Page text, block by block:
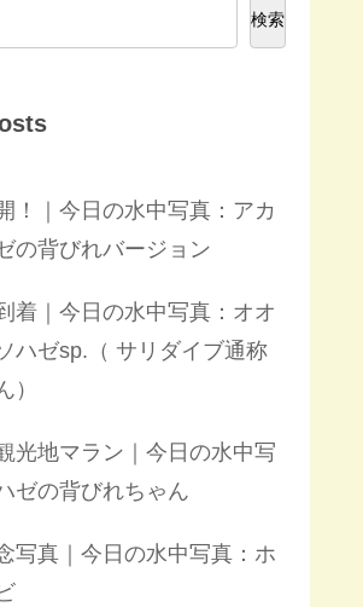
検索
！｜今日の水中写真：アカ
の背びれバージョン
着｜今日の水中写真：オオ
ハゼsp.（ サリダイブ通称
）
光地マラン｜今日の水中写
ゼの背びれちゃん
写真｜今日の水中写真：ホ